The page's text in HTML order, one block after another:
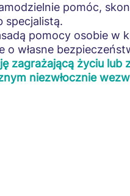
pomóc,
specjalistą.
pomocy osobie w
o własne
zagrażającą życiu lub
niezwłocznie